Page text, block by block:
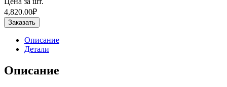
4,820.00₽
Заказать
Описание
Детали
Описание